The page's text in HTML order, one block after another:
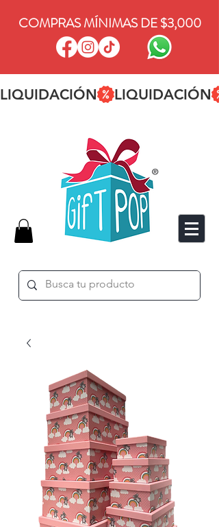
COMPRAS MÍNIMAS DE $3,000
LIQUIDACIÓN